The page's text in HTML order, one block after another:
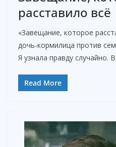
расставило всё
«Завещание, которое
дочь-кормилица против
Я узнала правду случайно.
Read More